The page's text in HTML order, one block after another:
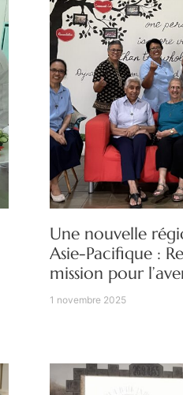
Une nouvelle
Asie-Pacifique :
mission pour
1 novembre 2025